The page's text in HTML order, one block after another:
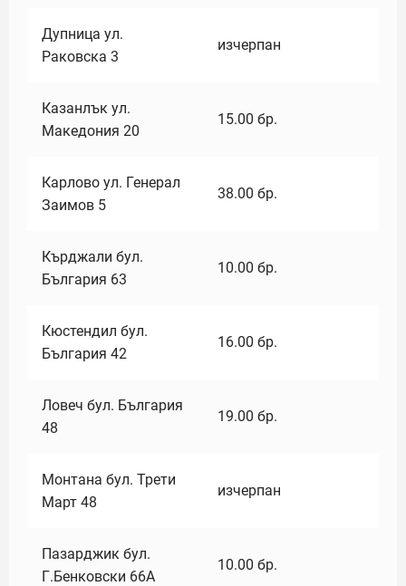
Дупница ул.
Раковска 3
изчерпан
Казанлък ул.
Македония 20
15.00 бр.
Карлово ул. Генерал
Заимов 5
38.00 бр.
Кърджали бул.
България 63
10.00 бр.
Кюстендил бул.
България 42
16.00 бр.
Ловеч бул. България
48
19.00 бр.
Монтана бул. Трети
Март 48
изчерпан
Пазарджик бул.
Г.Бенковски 66А
10.00 бр.